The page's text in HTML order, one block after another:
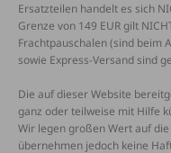
Ersatzteilen handelt es sich
Grenze von 149 EUR gilt
Frachtpauschalen (sind beim
sowie Express-Versand sind
Die auf dieser Website
ganz oder teilweise mit Hilfe
Wir legen großen Wert auf
übernehmen jedoch keine